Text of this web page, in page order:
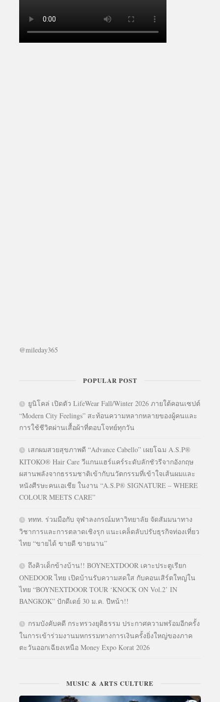
@mileday365
POPULAR POST
ยูนิโคล่ เปิดตัว LifeWear Fall/Winter 2026 ภายใต้คอนเซปต์
“Modern City Feelings” สะท้อนความหลากหลายของผู้คนและ
การใช้ชีวิตผ่านเสื้อผ้าที่ตอบโจทย์ทุกวัน
เสกผมสวยสุขภาพดี “Advance Cabello” เผยโฉม A.S.P®
KITOKO® Hair Care วีแกนแฮร์แคร์ระดับลักชัวรีจากอังกฤษ
ผสานพลังจากธรรมชาติเข้ากับนวัตกรรมที่เข้าใจเส้นผมและ
หนังศีรษะคนเอเชีย ในงาน “A.S.P® SIGNATURE – WHERE
COLOUR MEETS CARE”
ททท. ร่วมมือกับ จุฬาลงกรณ์มหาวิทยาลัย จัดสัมมนาทาง
วิชาการและการตลาดเชิงรุก แนะเคล็ดลับปรับธุรกิจท่องเที่ยว
ไทย “ขายได้ ขายดี ขายนาน”
ถึงคิวเด็กข้างบ้าน!! BOYNEXTDOOR เคาะประตูเรียก
ONEDOOR ไทย เปิดบ้านรับความสดใส กับคอนเสิร์ตใหญ่ใน
ไทย “BOYNEXTDOOR TOUR ‘KNOCK ON Vol.2’ IN
BANGKOK” ปักดีเดย์ 30 ม.ค. ปีหน้า!!
กรมบังคับคดี กระทรวงยุติธรรม ประกาศความพร้อมอีกครั้ง
ในการเข้าร่วมงานมหกรรมทางการเงินครั้งยิ่งใหญ่ของภาค
ตะวันออกเฉียงเหนือ Money Expo Korat 2026
MUSIC & ARTS CULTURE